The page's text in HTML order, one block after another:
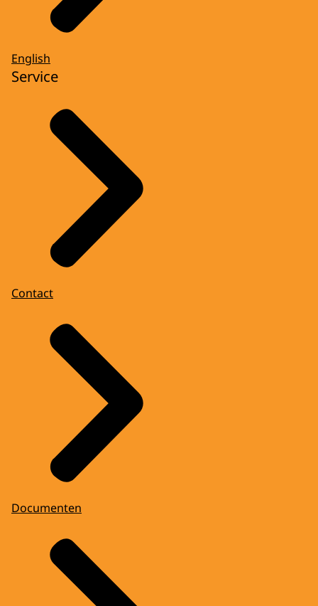
English
Service
Contact
Documenten